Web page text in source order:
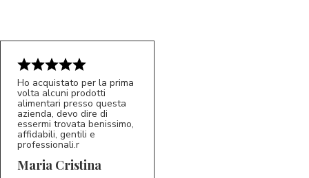
MC 5/5
Ho acquistato per la prima
volta alcuni prodotti
alimentari presso questa
azienda, devo dire di
essermi trovata benissimo,
affidabili, gentili e
professionali.r
Maria Cristina